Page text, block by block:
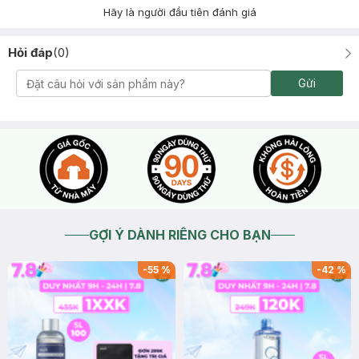
Hãy là người đầu tiên đánh giá
Hỏi đáp(0)
Gửi
GỢI Ý DÀNH RIÊNG CHO BẠN
-55% -42%